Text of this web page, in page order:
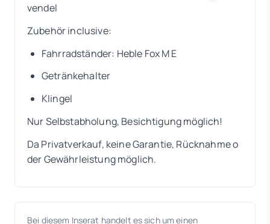
vendel
Zubehör inclusive:
Fahrradständer: Heble Fox M E
Getränkehalter
Klingel
Nur Selbstabholung, Besichtigung möglich!
Da Privatverkauf, keine Garantie, Rücknahme o
der Gewährleistung möglich.
Bei diesem Inserat handelt es sich um einen